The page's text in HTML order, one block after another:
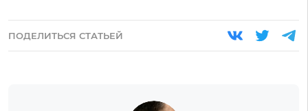
ПОДЕЛИТЬСЯ СТАТЬЕЙ